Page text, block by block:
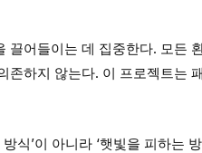
끌어들이는 데 집중한다. 모든
존하지 않는다. 이 프로젝트는
식’이 아니라 ‘햇빛을 피하는 방